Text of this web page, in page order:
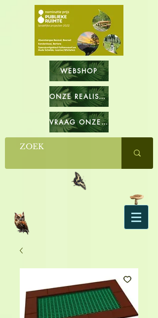
WEBSHOP
ONZE REALISATIES
VRAAG ONZE CATALOGUS OP